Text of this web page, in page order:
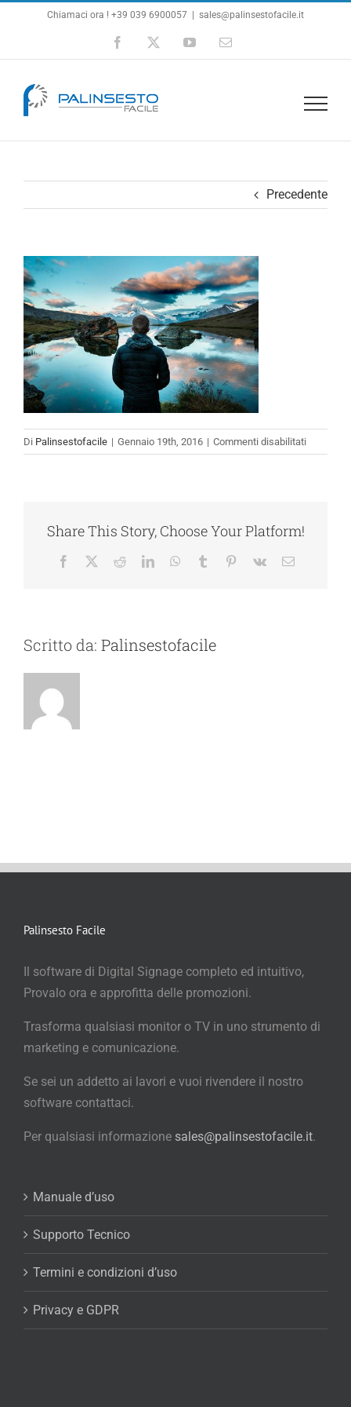
Chiamaci ora ! +39 039 6900057 sales@palinsestofacile.it
Facebook YouTubeEmail
Precedente
Di Palinsestofacile | Gennaio 19th, 2016 | Commenti disabilitatisu
Share This Story, Choose Your Platform!
Facebook RedditLinkedInWhatsApp
Tumblr Pinterest
Vk Email
Scritto da: Palinsestofacile
Palinsesto Facile
Il software di Digital Signage completo ed intuitivo,
Provalo ora e approfitta delle promozioni.
Trasforma qualsiasi monitor o TV in uno strumento di
marketing e comunicazione.
Se sei un addetto ai lavori e vuoi rivendere il nostro
software contattaci.
Per qualsiasi informazione sales@palinsestofacile.it.
Manuale d’uso
Supporto Tecnico
Termini e condizioni d’uso
Privacy e GDPR